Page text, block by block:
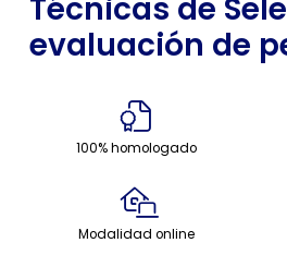
Técnicas de
evaluación de
100% homologado
Modalidad online